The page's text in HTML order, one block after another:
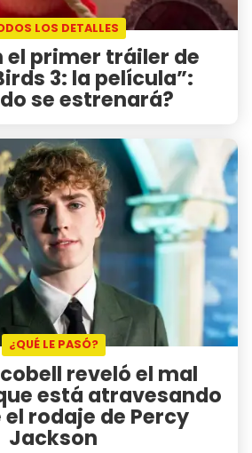
LOS DETALLES
el primer tráiler de
3: la película”:
se estrenará?
¿QUÉ LE PASÓ?
reveló el mal
está atravesando
rodaje de Percy
Jackson